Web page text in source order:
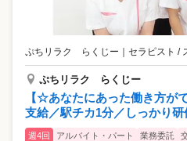
ぷちリラク らくじー セラピスト /
ぷちリラク らくじー
【☆あなたにあった働き方が
支給／駅チカ1分／しっかり研
週4回 アルバイト・パート 業務委託